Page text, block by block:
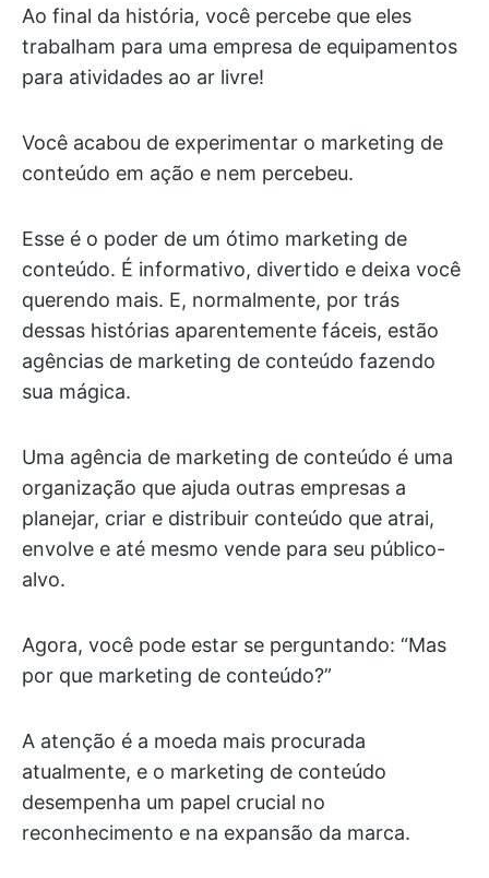
Ao final da história, você percebe que eles
trabalham para uma empresa de equipamentos
para atividades ao ar livre!
Você acabou de experimentar o marketing de
conteúdo em ação e nem percebeu.
Esse é o poder de um ótimo marketing de
conteúdo. É informativo, divertido e deixa você
querendo mais. E, normalmente, por trás
dessas histórias aparentemente fáceis, estão
agências de marketing de conteúdo fazendo
sua mágica.
Uma agência de marketing de conteúdo é uma
organização que ajuda outras empresas a
planejar, criar e distribuir conteúdo que atrai,
envolve e até mesmo vende para seu público-
alvo.
Agora, você pode estar se perguntando: “Mas
por que marketing de conteúdo?”
A atenção é a moeda mais procurada
atualmente, e o marketing de conteúdo
desempenha um papel crucial no
reconhecimento e na expansão da marca.